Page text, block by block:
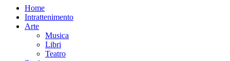
Home
Intrattenimento
Arte
Musica
Libri
Teatro